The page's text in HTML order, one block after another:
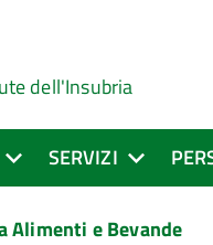
dell'Insubria
SERVIZI
Alimenti e Bevande